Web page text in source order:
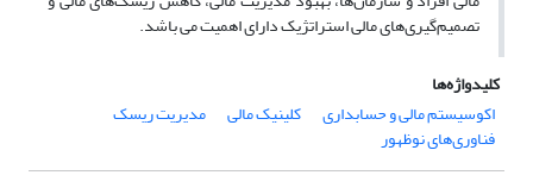
تصمیم‌گیری‌های مالی استراتژیک دارای اهمیت می باشد.
کلیدواژه‌ها
اکوسیستم مالی و حسابداری
کلینیک مالی مدیریت ریسک
فناوری‌های نوظهور